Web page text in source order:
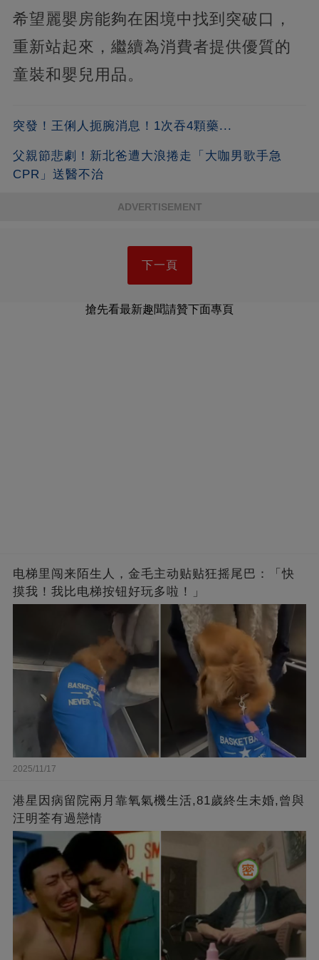
希望麗嬰房能夠在困境中找到突破口，
重新站起來，繼續為消費者提供優質的
童裝和嬰兒用品。
突發！王俐人扼腕消息！1次吞4顆藥...
父親節悲劇！新北爸遭大浪捲走「大咖男歌手急
CPR」送醫不治
ADVERTISEMENT
下一頁
搶先看最新趣聞請贊下面專頁
电梯里闯来陌生人，金毛主动贴贴狂摇尾巴：「快
摸我！我比电梯按钮好玩多啦！」
2025/11/17
港星因病留院兩月靠氧氣機生活,81歲終生未婚,曾與
汪明荃有過戀情